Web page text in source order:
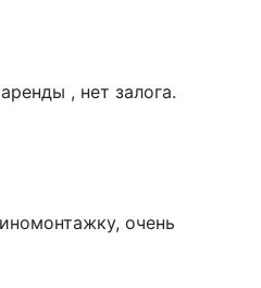
, нет залога.
очень